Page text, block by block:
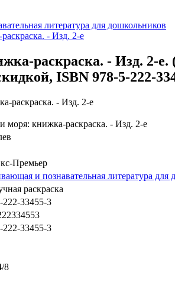
литература для дошкольников
- Изд. 2-е
раскраска. - Изд. 2-е.
ISBN 978-5-222-
моря: книжка-раскраска. - Изд. 2-е
Премьер
и познавательная литература для
раскраска
222-33455-3
222-33455-3
8